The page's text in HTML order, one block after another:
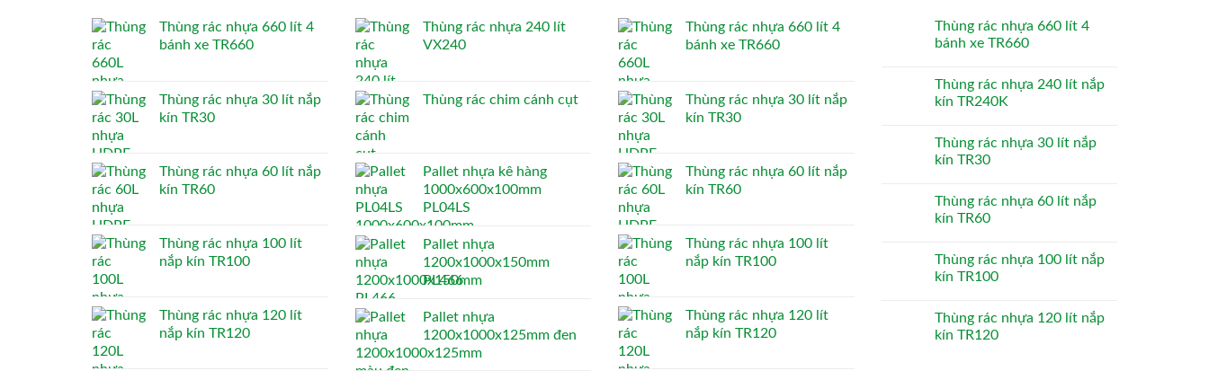
Thùng rác nhựa 660 lít 4
bánh xe TR660
Thùng rác nhựa 30 lít nắp
kín TR30
Thùng rác nhựa 60 lít nắp
kín TR60
Thùng rác nhựa 100 lít
nắp kín TR100
Thùng rác nhựa 120 lít
nắp kín TR120
Thùng rác nhựa 240 lít
VX240
Thùng rác chim cánh cụt
Pallet nhựa kê hàng
1000x600x100mm
PL04LS
Pallet nhựa
1200x1000x150mm
PL466
Pallet nhựa
1200x1000x125mm đen
Thùng rác nhựa 660 lít 4
bánh xe TR660
Thùng rác nhựa 30 lít nắp
kín TR30
Thùng rác nhựa 60 lít nắp
kín TR60
Thùng rác nhựa 100 lít
nắp kín TR100
Thùng rác nhựa 120 lít
nắp kín TR120
Thùng rác nhựa 660 lít 4
bánh xe TR660
Thùng rác nhựa 240 lít nắp
kín TR240K
Thùng rác nhựa 30 lít nắp
kín TR30
Thùng rác nhựa 60 lít nắp
kín TR60
Thùng rác nhựa 100 lít nắp
kín TR100
Thùng rác nhựa 120 lít nắp
kín TR120